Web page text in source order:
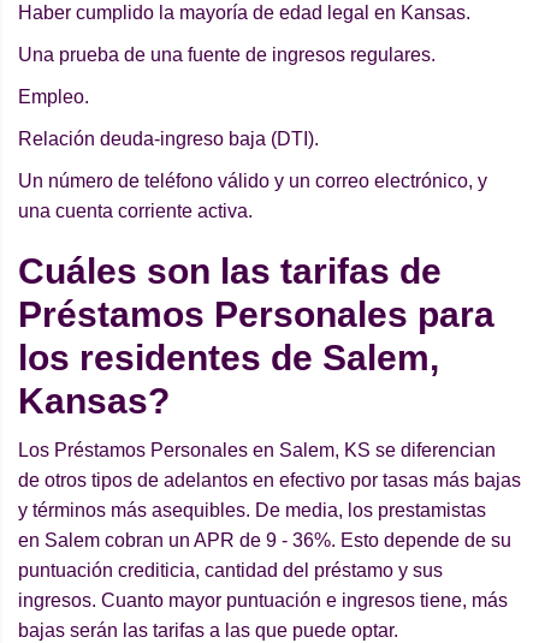
Haber cumplido la mayoría de edad legal en Kansas.
Una prueba de una fuente de ingresos regulares.
Empleo.
Relación deuda-ingreso baja (DTI).
Un número de teléfono válido y un correo electrónico, y
una cuenta corriente activa.
Cuáles son las tarifas de
Préstamos Personales para
los residentes de Salem,
Kansas?
Los Préstamos Personales en Salem, KS se diferencian
de otros tipos de adelantos en efectivo por tasas más bajas
y términos más asequibles. De media, los prestamistas
en Salem cobran un APR de 9 - 36%. Esto depende de su
puntuación crediticia, cantidad del préstamo y sus
ingresos. Cuanto mayor puntuación e ingresos tiene, más
bajas serán las tarifas a las que puede optar.